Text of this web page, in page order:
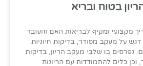
בטוח ובריא
מקצועי ומקיף לבריאות האם והעובר
דגש על מעקב מסודר, בדיקות חיוניות
נפרסים בו שלבי מעקב הריון, בדיקות
וכן כלים להתמודדות עם הריונות